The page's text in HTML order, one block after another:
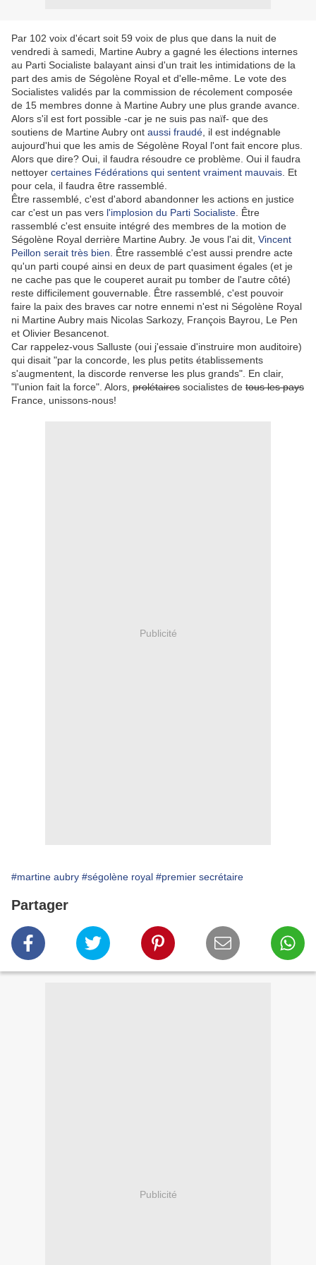
Par 102 voix d'écart soit 59 voix de plus que dans la nuit de
vendredi à samedi, Martine Aubry a gagné les élections internes
au Parti Socialiste balayant ainsi d'un trait les intimidations de la
part des amis de Ségolène Royal et d'elle-même. Le vote des
Socialistes validés par la commission de récolement composée
de 15 membres donne à Martine Aubry une plus grande avance.
Alors s'il est fort possible -car je ne suis pas naïf- que des
soutiens de Martine Aubry ont aussi fraudé , il est indégnable
aujourd'hui que les amis de Ségolène Royal l'ont fait encore plus.
Alors que dire? Oui, il faudra résoudre ce problème. Oui il faudra
nettoyer certaines Fédérations qui sentent vraiment mauvais . Et
pour cela, il faudra être rassemblé.
Être rassemblé, c'est d'abord abandonner les actions en justice
car c'est un pas vers l'implosion du Parti Socialiste . Être
rassemblé c'est ensuite intégré des membres de la motion de
Ségolène Royal derrière Martine Aubry. Je vous l'ai dit, Vincent
Peillon serait très bien . Être rassemblé c'est aussi prendre acte
qu'un parti coupé ainsi en deux de part quasiment égales (et je
ne cache pas que le couperet aurait pu tomber de l'autre côté)
reste difficilement gouvernable. Être rassemblé, c'est pouvoir
faire la paix des braves car notre ennemi n'est ni Ségolène Royal
ni Martine Aubry mais Nicolas Sarkozy, François Bayrou, Le Pen
et Olivier Besancenot.
Car rappelez-vous Salluste (oui j'essaie d'instruire mon auditoire)
qui disait "par la concorde, les plus petits établissements
s'augmentent, la discorde renverse les plus grands". En clair,
"l'union fait la force". Alors, prolétaires socialistes de tous les pays
France, unissons-nous!
Publicité
#martine aubry #ségolène royal #premier secrétaire
Partager
Publicité